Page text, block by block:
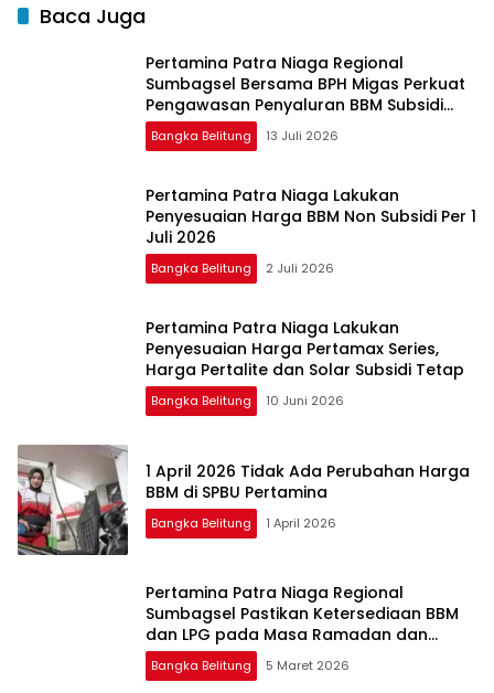
Baca Juga
Pertamina Patra Niaga Regional
Sumbagsel Bersama BPH Migas Perkuat
Pengawasan Penyaluran BBM Subsidi
bagi Nelayan melalui Aplikasi XSTAR
Bangka Belitung 13 Juli 2026
Pertamina Patra Niaga Lakukan
Penyesuaian Harga BBM Non Subsidi Per 1
Juli 2026
Bangka Belitung 2 Juli 2026
Pertamina Patra Niaga Lakukan
Penyesuaian Harga Pertamax Series,
Harga Pertalite dan Solar Subsidi Tetap
Bangka Belitung 10 Juni 2026
1 April 2026 Tidak Ada Perubahan Harga
BBM di SPBU Pertamina
Bangka Belitung 1 April 2026
Pertamina Patra Niaga Regional
Sumbagsel Pastikan Ketersediaan BBM
dan LPG pada Masa Ramadan dan
Menjelang Idulfitri
Bangka Belitung 5 Maret 2026